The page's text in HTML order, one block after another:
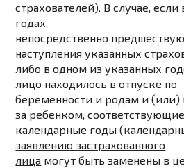
страхователей). В случае,
годах,
непосредственно
наступления указанных
либо в одном из указанных
лицо находилось в отпуске по
беременности и родам и (или)
за ребенком, соответствующие
календарные годы
заявлению застрахованного
лица могут быть заменены в